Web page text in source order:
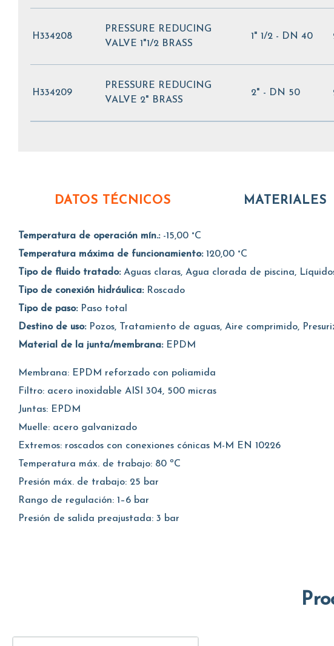
H334208
PRESSURE REDUCING
VALVE 1"1/2 BRASS
1" 1/2 - DN 40
H334209
PRESSURE REDUCING
VALVE 2" BRASS
2" - DN 50
DATOS TÉCNICOS MATERIALES
Temperatura de operación mín.: -15,00 °C
Temperatura máxima de funcionamiento: 120,00 °C
Tipo de fluido tratado: Aguas claras, Agua clorada de piscina,
Tipo de conexión hidráulica: Roscado
Tipo de paso: Paso total
Destino de uso: Pozos, Tratamiento de aguas, Aire comprimido,
Material de la junta/membrana: EPDM
Membrana: EPDM reforzado con poliamida
Filtro: acero inoxidable AISI 304, 500 micras
Juntas: EPDM
Muelle: acero galvanizado
Extremos: roscados con conexiones cónicas M-M EN 10226
Temperatura máx. de trabajo: 80 ºC
Presión máx. de trabajo: 25 bar
Rango de regulación: 1–6 bar
Presión de salida preajustada: 3 bar